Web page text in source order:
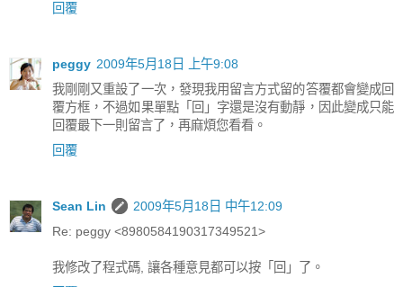
回覆
peggy 2009年5月18日 上午9:08
我剛剛又重設了一次，發現我用留言方式留的答覆都會變成回
覆方框，不過如果單點「回」字還是沒有動靜，因此變成只能
回覆最下一則留言了，再麻煩您看看。
回覆
Sean Lin
2009年5月18日 中午12:09
Re: peggy <8980584190317349521>
我修改了程式碼, 讓各種意見都可以按「回」了。